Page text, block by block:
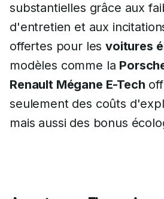
substantielles grâce aux
d'entretien et aux
offertes pour lesvoitures
modèles comme la
Renault Mégane E-Tech
seulement des coûts
mais aussi des bonus